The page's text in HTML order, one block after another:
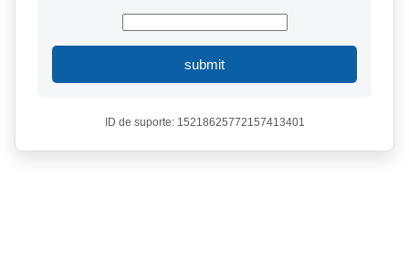
submit
ID de suporte: 15218625772157413401